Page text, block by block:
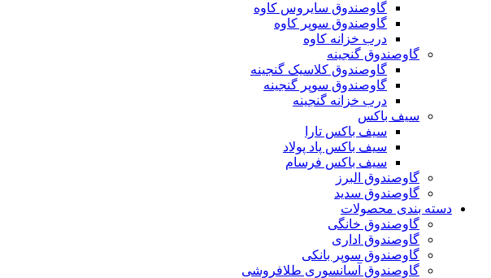
گاوصندوق سایروس کاوه
گاوصندوق سوپر کاوه
درب خزانه کاوه
گاوصندوق گنجینه
گاوصندوق کلاسیک گنجینه
گاوصندوق سوپر گنجینه
درب خزانه گنجینه
سیف باکس
سیف باکس تارا
سیف باکس پاد پولاد
سیف باکس فرسام
گاوصندوق البرز
گاوصندوق سدید
دسته بندی محصولات
گاوصندوق خانگی
گاوصندوق اداری
گاوصندوق سوپر بانکی
گاوصندوق آسانسوری طلافروشی